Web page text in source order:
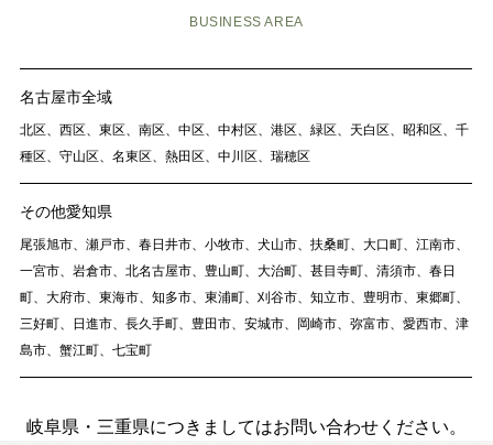
BUSINESS AREA
名古屋市全域
北区、西区、東区、南区、中区、中村区、港区、緑区、天白区、昭和区、千
種区、守山区、名東区、熱田区、中川区、瑞穂区
その他愛知県
尾張旭市、瀬戸市、春日井市、小牧市、犬山市、扶桑町、大口町、江南市、
一宮市、岩倉市、北名古屋市、豊山町、大治町、甚目寺町、清須市、春日
町、大府市、東海市、知多市、東浦町、刈谷市、知立市、豊明市、東郷町、
三好町、日進市、長久手町、豊田市、安城市、岡崎市、弥富市、愛西市、津
島市、蟹江町、七宝町
岐阜県・三重県につきましてはお問い合わせください。